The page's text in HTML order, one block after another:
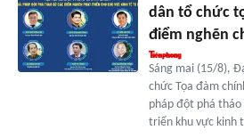
dân tổ chức
điểm nghẽn
Sáng mai (15/8),
chức Tọa đàm
pháp đột phá
triển khu vực kinh